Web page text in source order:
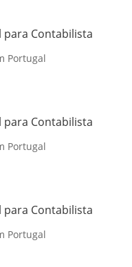
para Contabilista
Portugal
para Contabilista
Portugal
para Contabilista
Portugal